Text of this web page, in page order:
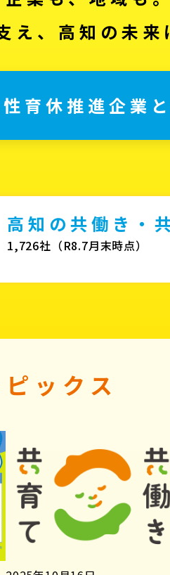
え、高知の未来
育休推進企業
知の共働き・
社（R8.7月末時点）
ピックス